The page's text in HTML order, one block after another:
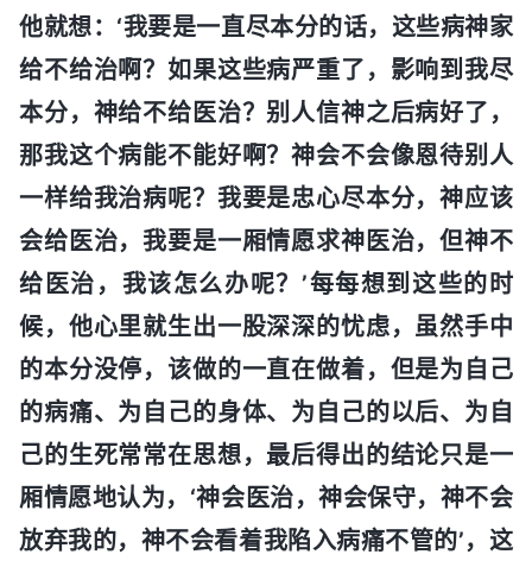
他就想：‘我要是一直尽本分的话，这些病神家
给不给治啊？如果这些病严重了，影响到我尽
本分，神给不给医治？别人信神之后病好了，
那我这个病能不能好啊？神会不会像恩待别人
一样给我治病呢？我要是忠心尽本分，神应该
会给医治，我要是一厢情愿求神医治，但神不
给医治，我该怎么办呢？’每每想到这些的时
候，他心里就生出一股深深的忧虑，虽然手中
的本分没停，该做的一直在做着，但是为自己
的病痛、为自己的身体、为自己的以后、为自
己的生死常常在思想，最后得出的结论只是一
厢情愿地认为，‘神会医治，神会保守，神不会
放弃我的，神不会看着我陷入病痛不管的’，这